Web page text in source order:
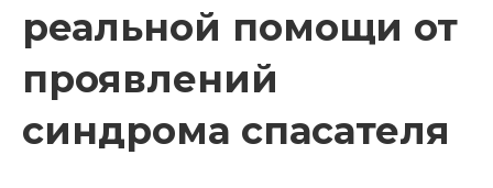
реальной помощи от
проявлений
синдрома спасателя